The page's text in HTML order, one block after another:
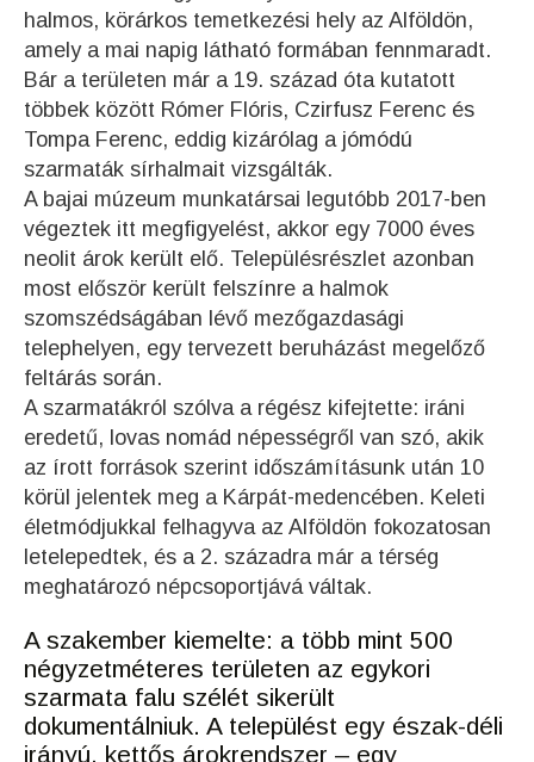
halmos, körárkos temetkezési hely az Alföldön,
amely a mai napig látható formában fennmaradt.
Bár a területen már a 19. század óta kutatott
többek között Rómer Flóris, Czirfusz Ferenc és
Tompa Ferenc, eddig kizárólag a jómódú
szarmaták sírhalmait vizsgálták.
A bajai múzeum munkatársai legutóbb 2017-ben
végeztek itt megfigyelést, akkor egy 7000 éves
neolit árok került elő. Településrészlet azonban
most először került felszínre a halmok
szomszédságában lévő mezőgazdasági
telephelyen, egy tervezett beruházást megelőző
feltárás során.
A szarmatákról szólva a régész kifejtette: iráni
eredetű, lovas nomád népességről van szó, akik
az írott források szerint időszámításunk után 10
körül jelentek meg a Kárpát-medencében. Keleti
életmódjukkal felhagyva az Alföldön fokozatosan
letelepedtek, és a 2. századra már a térség
meghatározó népcsoportjává váltak.
A szakember kiemelte: a több mint 500
négyzetméteres területen az egykori
szarmata falu szélét sikerült
dokumentálniuk. A települést egy észak-déli
irányú, kettős árokrendszer – egy